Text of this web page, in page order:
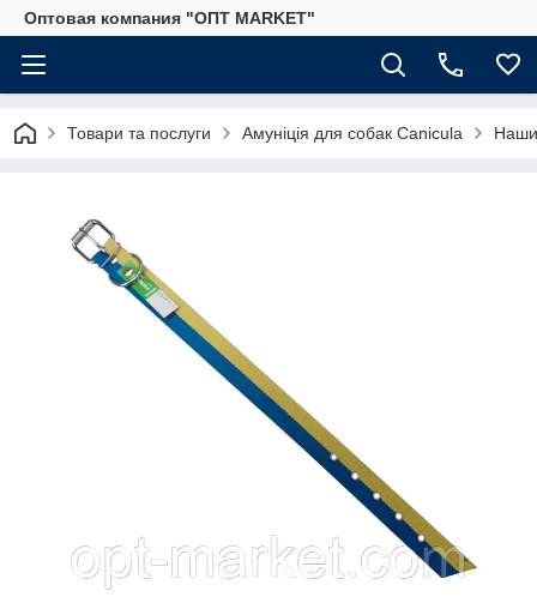
Оптовая компания "ОПТ MARKET"
Товари та послуги Амуніція для собак Canicula